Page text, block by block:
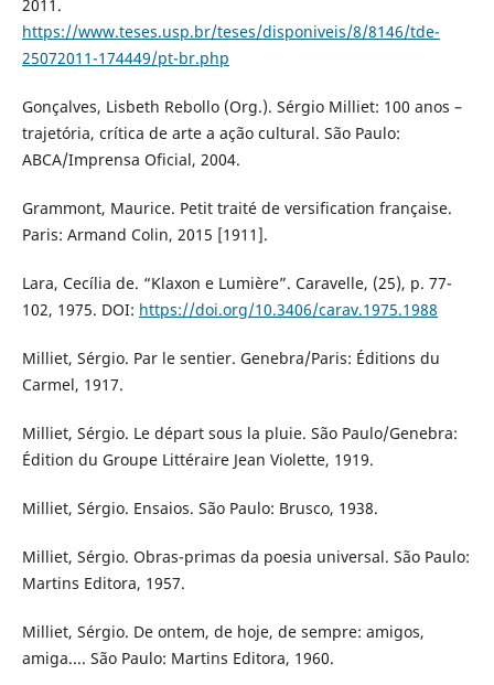
2011.
https://www.teses.usp.br/teses/disponiveis/8/8146/tde-
25072011-174449/pt-br.php
Gonçalves, Lisbeth Rebollo (Org.). Sérgio Milliet: 100 anos –
trajetória, crítica de arte a ação cultural. São Paulo:
ABCA/Imprensa Oficial, 2004.
Grammont, Maurice. Petit traité de versification française.
Paris: Armand Colin, 2015 [1911].
Lara, Cecília de. “Klaxon e Lumière”. Caravelle, (25), p. 77-
102, 1975. DOI: https://doi.org/10.3406/carav.1975.1988
Milliet, Sérgio. Par le sentier. Genebra/Paris: Éditions du
Carmel, 1917.
Milliet, Sérgio. Le départ sous la pluie. São Paulo/Genebra:
Édition du Groupe Littéraire Jean Violette, 1919.
Milliet, Sérgio. Ensaios. São Paulo: Brusco, 1938.
Milliet, Sérgio. Obras-primas da poesia universal. São Paulo:
Martins Editora, 1957.
Milliet, Sérgio. De ontem, de hoje, de sempre: amigos,
amiga.... São Paulo: Martins Editora, 1960.